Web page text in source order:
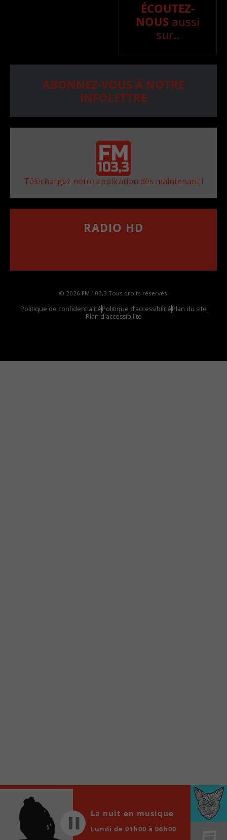
ÉCOUTEZ-
NOUS aussi
sur..
ABONNEZ-VOUS À NOTRE
INFOLETTRE
Téléchargez notre application dès maintenant !
RADIO HD
© 2026 FM 103,3 Tous droits réservés.
Politique de confidentialitéPolitique d’accessibilitéPlan du site
Plan d'accessibilite
locale vous sont maintenant accessibles en un clic!
Audio
Player
00:00 00:00
La nuit en musique
Lundi de 01h00 à 06h00